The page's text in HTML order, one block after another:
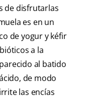
de disfrutarlas
es en un
de yogur y kéfir
a la
al batido
de modo
las encías